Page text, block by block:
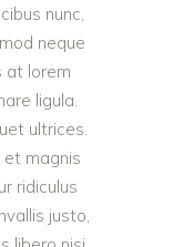
nunc,
neque
at lorem
ligula.
ultrices.
magnis
ridiculus
justo,